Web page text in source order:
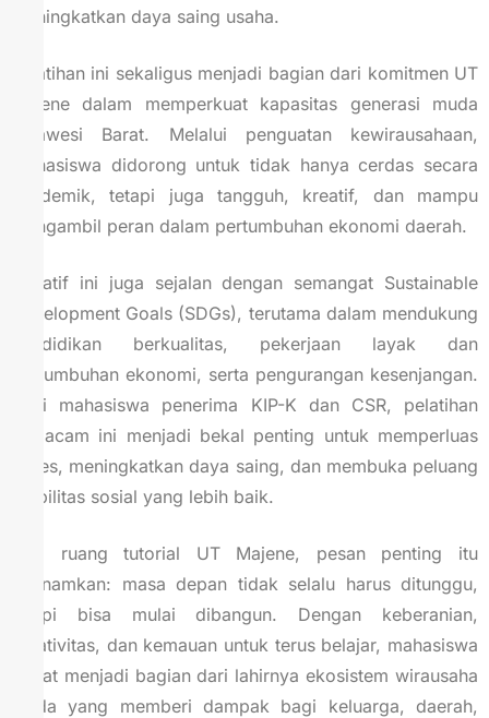
meningkatkan daya saing usaha.
Pelatihan ini sekaligus menjadi bagian dari komitmen UT
Majene dalam memperkuat kapasitas generasi muda
Sulawesi Barat. Melalui penguatan kewirausahaan,
mahasiswa didorong untuk tidak hanya cerdas secara
akademik, tetapi juga tangguh, kreatif, dan mampu
mengambil peran dalam pertumbuhan ekonomi daerah.
Inisiatif ini juga sejalan dengan semangat Sustainable
Development Goals (SDGs), terutama dalam mendukung
pendidikan berkualitas, pekerjaan layak dan
pertumbuhan ekonomi, serta pengurangan kesenjangan.
Bagi mahasiswa penerima KIP-K dan CSR, pelatihan
semacam ini menjadi bekal penting untuk memperluas
akses, meningkatkan daya saing, dan membuka peluang
mobilitas sosial yang lebih baik.
Dari ruang tutorial UT Majene, pesan penting itu
ditanamkan: masa depan tidak selalu harus ditunggu,
tetapi bisa mulai dibangun. Dengan keberanian,
kreativitas, dan kemauan untuk terus belajar, mahasiswa
dapat menjadi bagian dari lahirnya ekosistem wirausaha
muda yang memberi dampak bagi keluarga, daerah,